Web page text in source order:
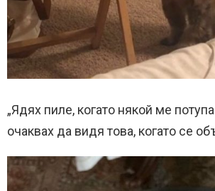
„Ядях пиле, когато някой ме
очаквах да видя това, когато се